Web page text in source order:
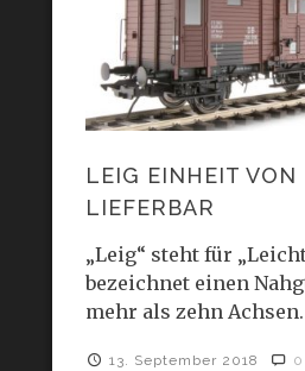
LEIG EINHEIT VON
LIEFERBAR
„Leig“ steht für
bezeichnet einen
mehr als zehn Achsen.
13. September 2018 0